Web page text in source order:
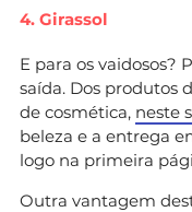
4. Girassol
E para os vaidosos?
saída. Dos produtos
de cosmética, neste
beleza e a entrega
logo na primeira
Outra vantagem